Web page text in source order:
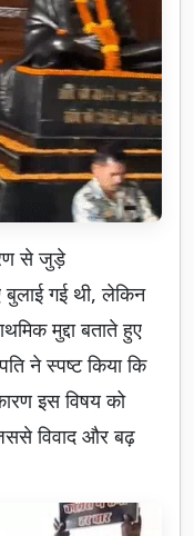
से जुड़े
गई थी, लेकिन
मुद्दा बताते हुए
ने स्पष्ट किया कि
इस विषय को
विवाद और बढ़